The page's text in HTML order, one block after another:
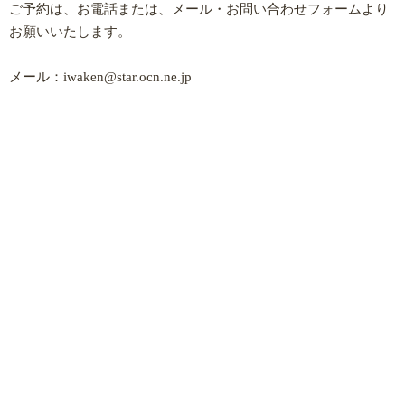
ご予約は、お電話または、メール・お問い合わせフォームより
お願いいたします。
メール：iwaken@star.ocn.ne.jp